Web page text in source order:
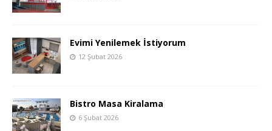
Evimi Yenilemek İstiyorum
12 Şubat 2026
Bistro Masa Kiralama
6 Şubat 2026